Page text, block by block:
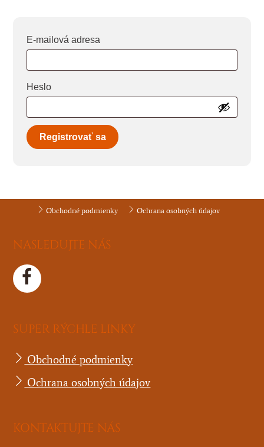
E-mailová adresa
Heslo
Registrovať sa
Obchodné podmienky Ochrana osobných údajov
NASLEDUJTE NÁS
SUPER RÝCHLE LINKY
Obchodné podmienky
Ochrana osobných údajov
KONTAKTUJTE NÁS